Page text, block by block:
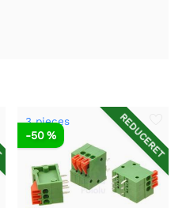
REDUCERET
3 pieces
-50 %